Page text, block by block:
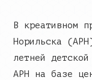
В креативном
Норильска
летней
АРН на базе